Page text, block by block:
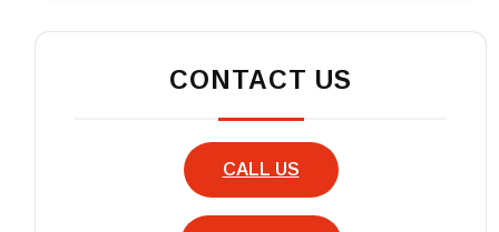
CONTACT US
CALL US